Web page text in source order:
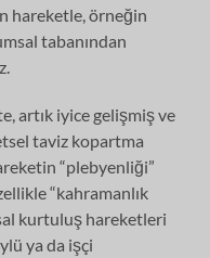
hareketle, örneğin
tabanından
artık iyice gelişmiş ve
taviz kopartma
“plebyenliği”
“kahramanlık
kurtuluş hareketleri
ya da işçi